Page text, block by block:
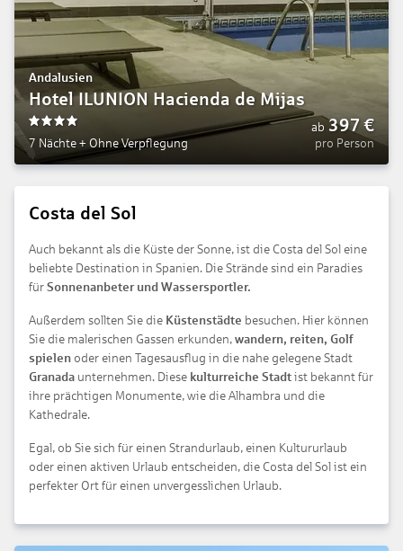
Andalusien
Hotel ILUNION Hacienda de Mijas
7 Nächte + Ohne Verpflegung
ab 397€
pro Person
Costa del Sol
Auch bekannt als die Küste der Sonne, ist die Costa del Sol eine
beliebte Destination in Spanien. Die Strände sind ein Paradies
für Sonnenanbeter und Wassersportler.
Außerdem sollten Sie die Küstenstädte besuchen. Hier können
Sie die malerischen Gassen erkunden, wandern, reiten, Golf
spielen oder einen Tagesausflug in die nahe gelegene Stadt
Granada unternehmen. Diese kulturreiche Stadt ist bekannt für
ihre prächtigen Monumente, wie die Alhambra und die
Kathedrale.
Egal, ob Sie sich für einen Strandurlaub, einen Kultururlaub
oder einen aktiven Urlaub entscheiden, die Costa del Sol ist ein
perfekter Ort für einen unvergesslichen Urlaub.